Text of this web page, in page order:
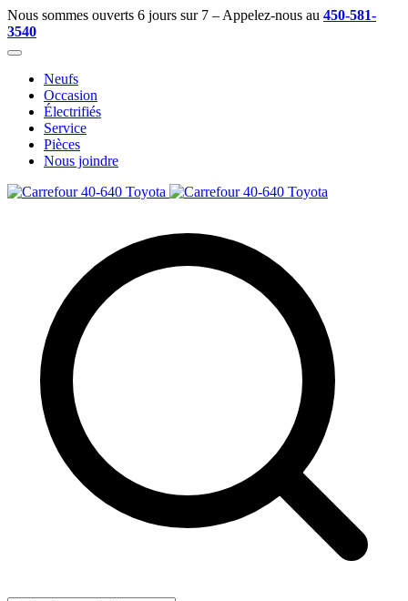
Nous sommes ouverts 6 jours sur 7 – Appelez-nous au 450-581-
3540
Neufs
Occasion
Électrifiés
Service
Pièces
Nous joindre